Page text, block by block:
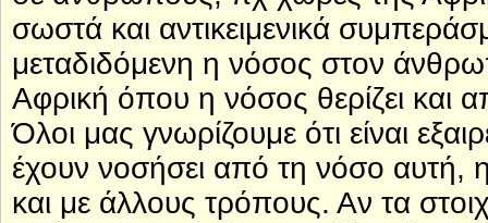
σωστά και αντικειμενικά
μεταδιδόμενη η νόσος στον
Αφρική όπου η νόσος θερίζει και
Όλοι μας γνωρίζουμε ότι είναι
έχουν νοσήσει από τη νόσο αυτή,
και με άλλους τρόπους. Αν τα